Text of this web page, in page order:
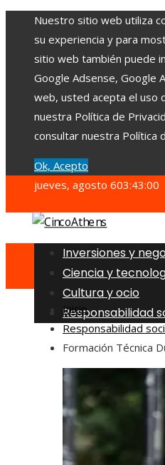
Nuestro sitio web utiliza
su experiencia y para
sitio web también puede
Google Adsense, Google
web, usted acepta el uso
nuestra Política de
consultar nuestra Política
Ok, Acepto
jueves, agosto 603:43:02
Inversiones y
Ciencia y
Cultura y ocio
Responsabilidad
Inicio
Responsabilidad
Formación Técnica